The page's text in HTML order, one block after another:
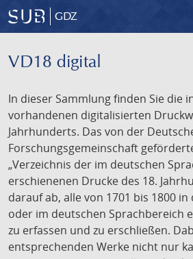
GDZ
VD18 digital
In dieser Sammlung finden Sie die
vorhandenen digitalisierten
Jahrhunderts. Das von der
Forschungsgemeinschaft
„Verzeichnis der im deutschen
erschienenen Drucke des 18.
darauf ab, alle von 1701 bis 1800
oder im deutschen Sprachbereich
zu erfassen und zu erschließen.
entsprechenden Werke nicht nur